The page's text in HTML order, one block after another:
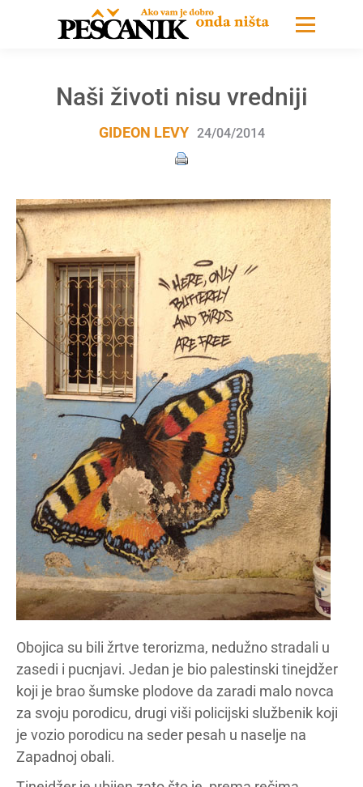
Naši životi nisu vredniji
GIDEON LEVY 24/04/2014
Obojica su bili žrtve terorizma, nedužno stradali u
zasedi i pucnjavi. Jedan je bio palestinski tinejdžer
koji je brao šumske plodove da zaradi malo novca
za svoju porodicu, drugi viši policijski službenik koji
je vozio porodicu na seder pesah u naselje na
Zapadnoj obali.